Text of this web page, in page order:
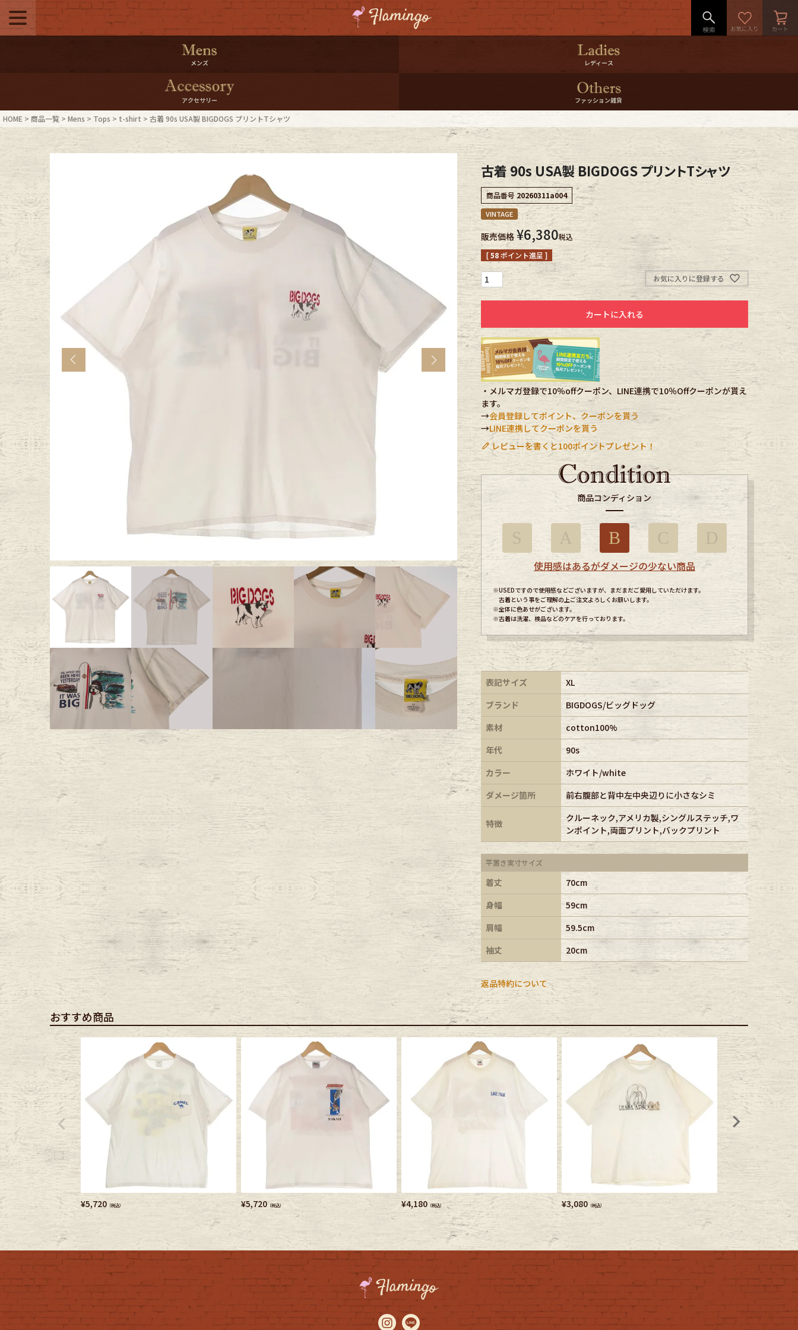
500pt＆10％Offクーポンプレゼント
10％0ffクーポンプレゼント
ログイン・会員登録 LINE ID連携
お気に入り マイページ
ご利用ガイド International Shipping
店舗紹介 特集一覧
年代から探す
レディース商品カテゴリーから探す
Bottoms
Fafatt Kidswear
小物・アクセサリーから探す
Eye Wear
Bag Stall・Scarf
Accessory
antique goods
FAFATT
メンズ レディース
アクセサリー ファッション雑貨
HOME 商品一覧 Mens Tops t-shirt 古着 90s USA製 BIGDOGS プリントTシャツ
Next
古着 90s USA製 BIGDOGS プリントTシャツ
商品番号 20260311a004
VINTAGE
販売価格 ¥6,380税込
[58ポイント進呈 ]
お気に入りに登録する
カートに入れる
・メルマガ登録で10％offクーポン、LINE連携で10％Offクーポンが貰え
ます。
→会員登録してポイント、クーポンを貰う
→LINE連携してクーポンを貰う
レビューを書くと100ポイントプレゼント！
商品コンディション
B
使用感はあるがダメージの少ない商品
※USEDですので使用感などございますが、まだまだご愛用していただけます。
古着という事をご理解の上ご注文よろしくお願いします。
※全体に色あせがございます。
※古着は洗濯、検品などのケアを行っております。
表記サイズ
XL
ブランド
BIGDOGS/ビッグドッグ
素材
cotton100%
年代
90s
カラー
ホワイト/white
ダメージ箇所
前右腹部と背中左中央辺りに小さなシミ
特徴
クルーネック,アメリカ製,シングルステッチ,ワ
ンポイント,両面プリント,バックプリント
平置き実寸サイズ
着丈
70cm
身幅
59cm
肩幅
59.5cm
袖丈
20cm
返品特約について
おすすめ商品
¥5,720 （税込） ¥5,720 （税込） ¥4,180 （税込） ¥3,080 （税込） 5,720